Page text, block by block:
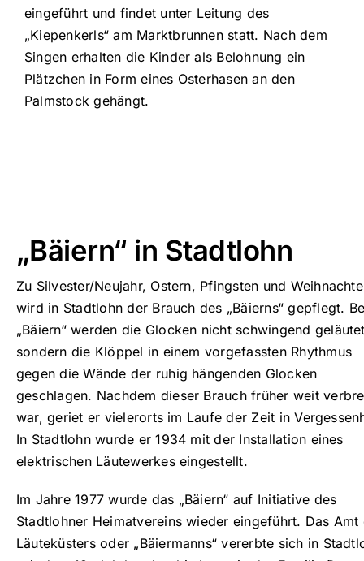
eingeführt und findet unter Leitung des
„Kiepenkerls“ am Marktbrunnen statt. Nach dem
Singen erhalten die Kinder als Belohnung ein
Plätzchen in Form eines Osterhasen an den
Palmstock gehängt.
„Bäiern“ in Stadtlohn
Zu Silvester/Neujahr, Ostern, Pfingsten und
wird in Stadtlohn der Brauch des „Bäierns“ gepflegt.
„Bäiern“ werden die Glocken nicht schwingend
sondern die Klöppel in einem vorgefassten Rhythmus
gegen die Wände der ruhig hängenden Glocken
geschlagen. Nachdem dieser Brauch früher weit
war, geriet er vielerorts im Laufe der Zeit in
In Stadtlohn wurde er 1934 mit der Installation eines
elektrischen Läutewerkes eingestellt.
Im Jahre 1977 wurde das „Bäiern“ auf Initiative des
Stadtlohner Heimatvereins wieder eingeführt. Das Amt
Läuteküsters oder „Bäiermanns“ vererbte sich in